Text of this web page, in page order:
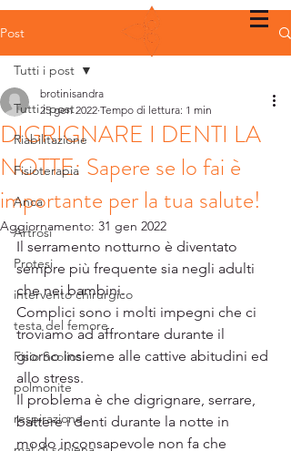
Post
Tutti i post
Riabilitazione
Fisioterapia
Anca
Artrosi
Protesi
intervento chirurgico
testa del femore
Fisio Scoliosi
polmonite
respirazione
Tutti i post
DIGRIGNARE I DENTI LA
NOTTE: Sapere se lo fai è
importante per la tua salute!
brotinisandra
25 gen 2022 Tempo di lettura: 1 min
Aggiornamento: 31 gen 2022
Il serramento notturno è diventato
sempre più frequente sia negli adulti
che nei bambini.
Complici sono i molti impegni che ci
troviamo ad affrontare durante il
giorno insieme alle cattive abitudini ed
allo stress.
Il problema è che digrignare, serrare,
battere i denti durante la notte in
modo inconsapevole non fa che